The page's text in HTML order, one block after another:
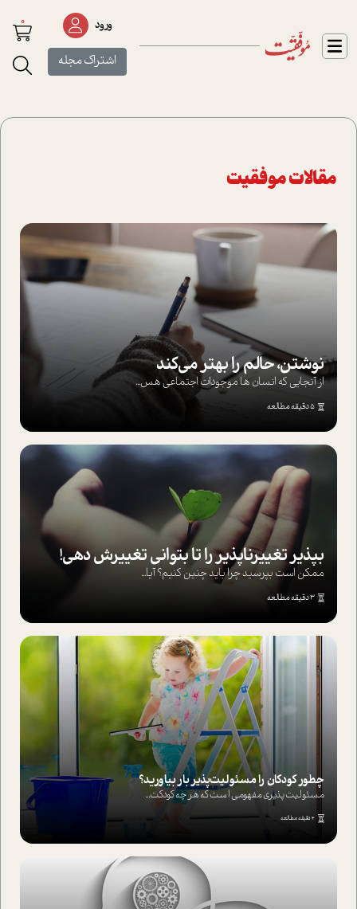
ورود
اشتراک مجله
0
مقالات موفقیت
نوشتن، حالم را بهتر می‌کند
از آنجایی که انسان ها موجودات اجتماعی هس...
5 دقیقه مطالعه
بپذير تغييرناپذير را تا بتواني تغييرش دهي!‏
ممکن است بپرسيد چرا بايد چنين کنيم؟ آيا...
3 دقیقه مطالعه
چطور کودکان را مسئولیت‌پذیر بار بیاورید؟
مسئولیت پذیری مفهومی ا ست که هر چه کودکت...
4 دقیقه مطالعه